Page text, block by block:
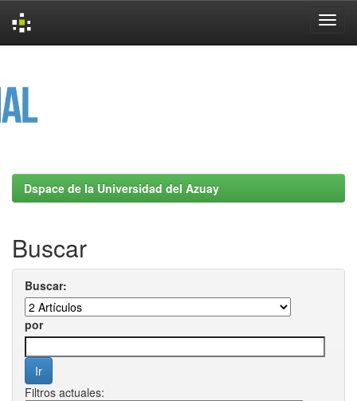
Dspace de la Universidad del Azuay
Buscar
Buscar:
por
Filtros actuales: